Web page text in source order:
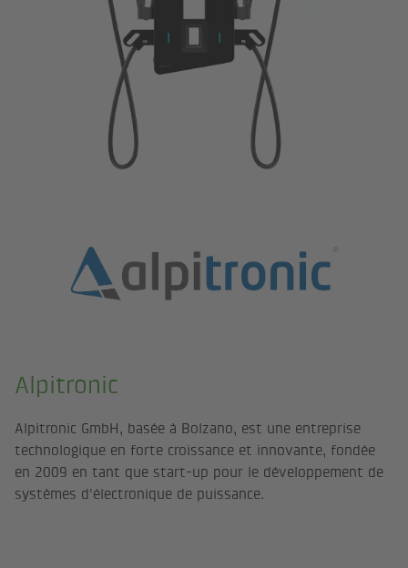
Alpitronic
Alpitronic GmbH, basée à Bolzano, est une entreprise
technologique en forte croissance et innovante, fondée
en 2009 en tant que start-up pour le développement de
systèmes d'électronique de puissance.